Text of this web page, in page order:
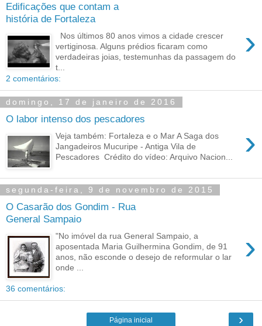
Edificações que contam a
história de Fortaleza
›
Nos últimos 80 anos vimos a cidade crescer
vertiginosa. Alguns prédios ficaram como
verdadeiras joias, testemunhas da passagem do
t...
2 comentários:
domingo, 17 de janeiro de 2016
O labor intenso dos pescadores
›
Veja também: Fortaleza e o Mar A Saga dos
Jangadeiros Mucuripe - Antiga Vila de
Pescadores Crédito do vídeo: Arquivo Nacion...
segunda-feira, 9 de novembro de 2015
O Casarão dos Gondim - Rua
General Sampaio
›
"No imóvel da rua General Sampaio, a
aposentada Maria Guilhermina Gondim, de 91
anos, não esconde o desejo de reformular o lar
onde ...
36 comentários:
›
Página inicial